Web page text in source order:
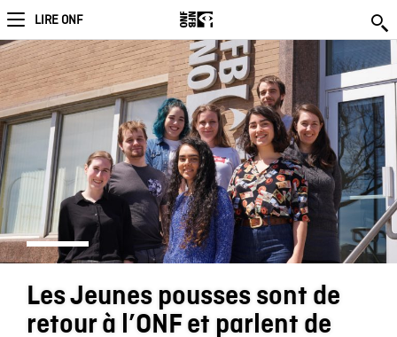
LIRE ONF
Les Jeunes pousses sont de
retour à l’ONF et parlent de